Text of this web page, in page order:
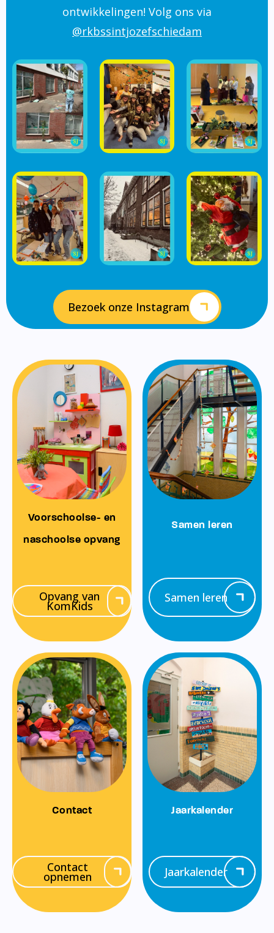
ontwikkelingen! Volg ons via
@rkbssintjozefschiedam
Bezoek onze Instagram
Voorschoolse- en
naschoolse opvang
Opvang van
KomKids
Samen leren
Samen leren
Contact
Contact
opnemen
Jaarkalender
Jaarkalender